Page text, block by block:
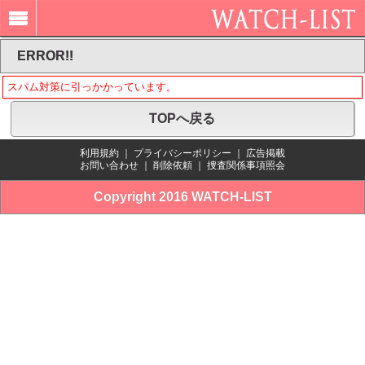
ERROR!!
スパム対策に引っかかっています。
TOPへ戻る
利用規約 プライバシーポリシー
広告掲載
お問い合わせ
削除依頼 捜査関係事項照会
Copyright 2016 WATCH-LIST